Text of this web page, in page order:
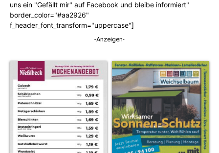
uns ein "Gefällt mir" auf Facebook und bleibe informiert"
border_color="#aa2926"
f_header_font_transform="uppercase"]
-Anzeigen-